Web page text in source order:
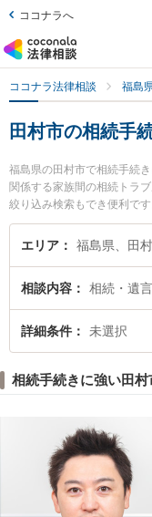
ココナラへ
ココナラ法律相談 福島
田村市の相続手
福島県の田村市で相続手続
関係する家族間の相続トラ
絞り込み検索もでき便利で
フィール情報や弁護士費用
夜間に発生した相続手続き
お困りの相談者さんにおす
エリア 福島県、田
相談内容 相続・遺
詳細条件 未選択
相続手続きに強い田